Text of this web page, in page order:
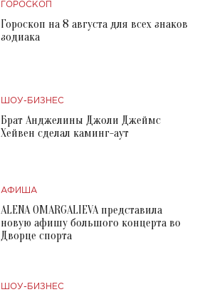
ГОРОСКОП
Гороскоп на 8 августа для всех знаков
зодиака
ШОУ-БИЗНЕС
Брат Анджелины Джоли Джеймс
Хейвен сделал каминг-аут
АФИША
ALENA OMARGALIEVA представила
новую афишу большого концерта во
Дворце спорта
ШОУ-БИЗНЕС